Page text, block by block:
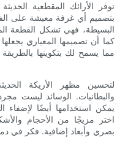
توفر الأرائك المقطعية
بتصميم أي غرفة معيشة على
البسيطة، فهي تشكل القطعة
كما أن تصميمها المعياري
مما يسمح لك بتكوينها
لتحسين مظهر الأريكة
والبطانيات. الوسائد ليست
يمكن استخدامها أيضًا
اختر مزيجًا من الأحجام
بصري وأبعاد إضافية. فكر في